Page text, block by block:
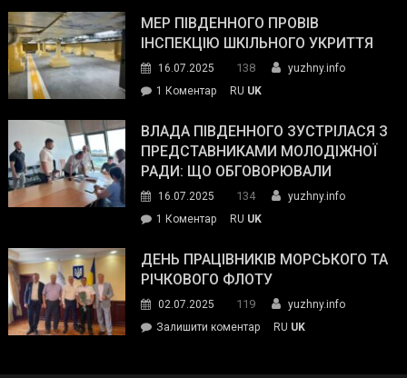
органів:
«Наш
спільний
окупанти.
Маємо
діяти
команда
ДСНС
власноруч
пожежу
у
МЕР ПІВДЕННОГО ПРОВІВ
ІНСПЕКЦІЮ ШКІЛЬНОГО УКРИТТЯ
16.07.2025 138
yuzhny.info
1 Коментардо
Південного
провів
інспекцію
укриття
RU UK
ВЛАДА ПІВДЕННОГО ЗУСТРІЛАСЯ З
ПРЕДСТАВНИКАМИ МОЛОДІЖНОЇ
РАДИ: ЩО ОБГОВОРЮВАЛИ
16.07.2025 134
yuzhny.info
1 Коментардо
Південного
зустрілася
представниками
молодіжної
RU UK
ДЕНЬ ПРАЦІВНИКІВ МОРСЬКОГО ТА
РІЧКОВОГО ФЛОТУ
02.07.2025 119
yuzhny.info
Залишити коментарon
RU UK